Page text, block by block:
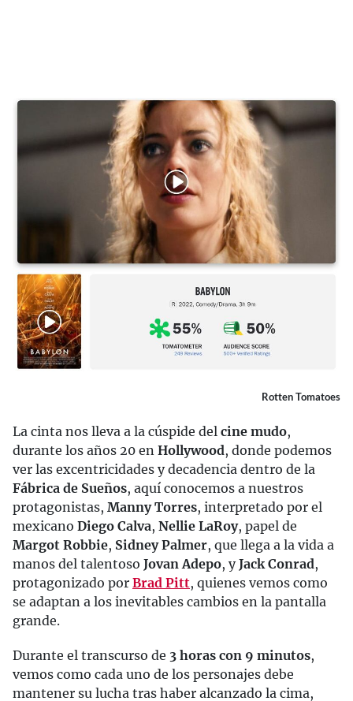
Rotten Tomatoes
La cinta nos lleva a la cúspide del cine mudo,
durante los años 20 en Hollywood, donde podemos
ver las excentricidades y decadencia dentro de la
Fábrica de Sueños, aquí conocemos a nuestros
protagonistas, Manny Torres, interpretado por el
mexicano Diego Calva, Nellie LaRoy, papel de
Margot Robbie, Sidney Palmer, que llega a la vida a
manos del talentoso Jovan Adepo, yJack Conrad,
protagonizado por Brad Pitt, quienes vemos como
se adaptan a los inevitables cambios en la pantalla
grande.
Durante el transcurso de 3 horas con 9 minutos,
vemos como cada uno de los personajes debe
mantener su lucha tras haber alcanzado la cima,